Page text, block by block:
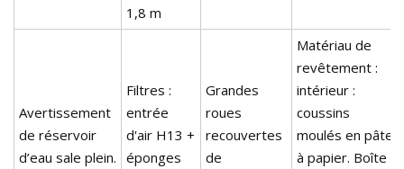
1,8 m
Avertissement
de réservoir
d’eau sale plein.
Filtres :
entrée
d'air H13 +
éponges
Grandes
roues
recouvertes
de
Matériau de
revêtement :
intérieur :
coussins
moulés en pâte
à papier. Boîte